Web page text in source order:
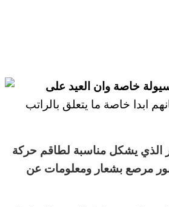
خاصة وان العيد على
ابدا خاصة ما يتعلق بالراتب
الذي يشكل مناسبة لطاقم حركة
مرصع بشعار ومعلومات عن